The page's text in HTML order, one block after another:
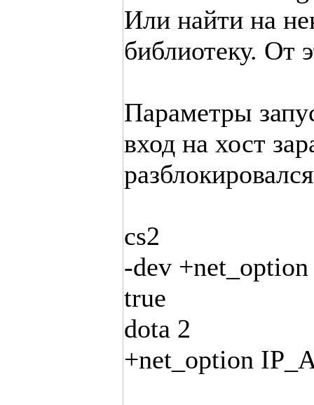
Или найти на
библиотеку. От
Параметры
вход на хост
cs2
-dev
true
dota 2
+net_option